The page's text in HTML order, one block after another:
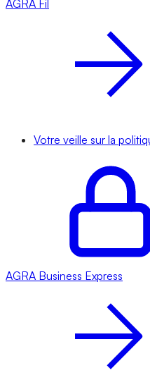
AGRA Fil
Votre veille sur la
AGRA Business Express